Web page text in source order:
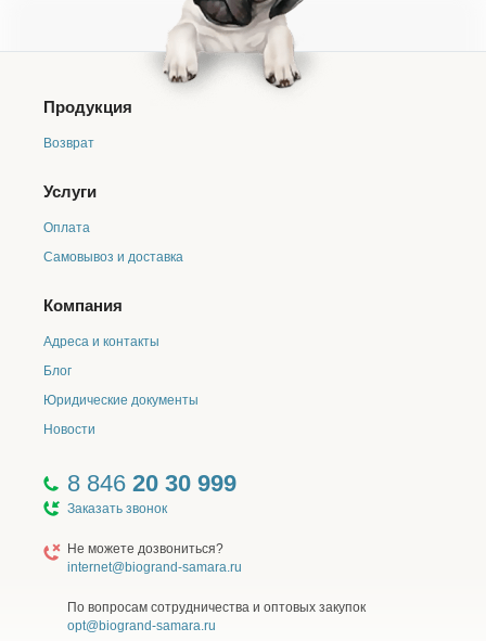
Продукция
Возврат
Услуги
Оплата
Самовывоз и доставка
Компания
Адреса и контакты
Блог
Юридические документы
Новости
8 846 20 30 999
Заказать звонок
Не можете дозвониться?
internet@biogrand-samara.ru
По вопросам сотрудничества и оптовых закупок
opt@biogrand-samara.ru